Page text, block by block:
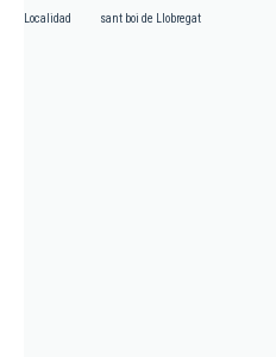
Localidad sant boi de Llobregat